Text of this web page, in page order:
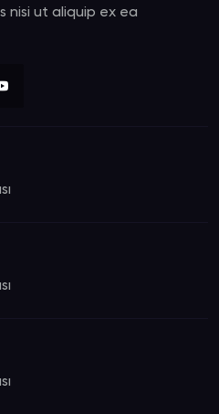
nisi ut aliquip ex ea